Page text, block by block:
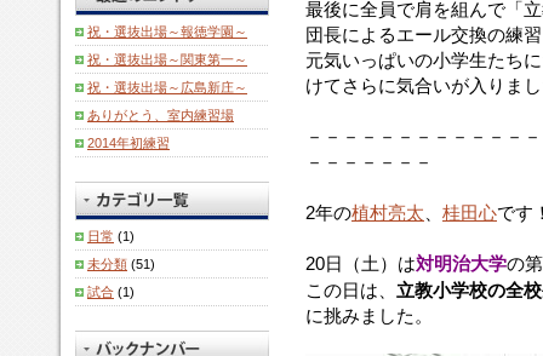
最後に全員で肩を組んで「
団長によるエール交換の練
元気いっぱいの小学生たち
けてさらに気合いが入りま
－－－－－－－－－－－－
－－－－－－－
2年の植村亮太 桂田心です
20日（土）は対明治大学の
この日は、 立教小学校の全
に挑みました。
祝・選抜出場～報徳学園～
祝・選抜出場～関東第一～
祝・選抜出場～広島新庄～
ありがとう、室内練習場
2014年初練習
日常 (1)
未分類 (51)
試合 (1)